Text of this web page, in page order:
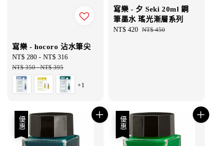
寫樂 - hocoro 沾水筆尖
Sale
price
NT$ 280 - NT$ 316
NT$ 350-NT$ 395
+1
寫樂 - 夕 Seki 20ml 鋼
筆墨水 瑤光漸層系列
Sale
NT$ 420 Regular
NT$ 450
優惠 優惠